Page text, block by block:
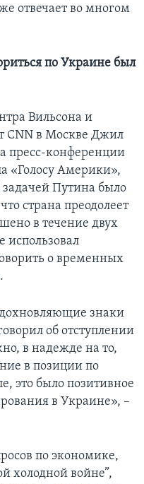
отвечает во многом
по Украине был
Вильсона и
CNN в Москве Джил
пресс-конференции
«Голосу Америки»,
Путина было
страна преодолеет
в течение двух
использовал
о временных
знаки
об отступлении
в надежде на то,
в позиции по
это было позитивное
в Украине», –
по экономике,
холодной войне”,